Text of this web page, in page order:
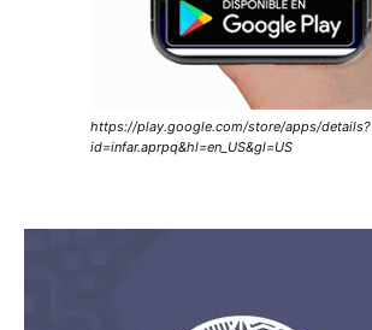
https://play.google.com/store/apps/details?
id=infar.aprpq&hl=en_US&gl=US